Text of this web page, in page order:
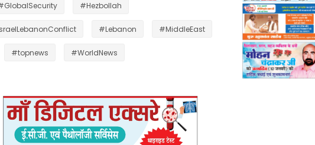
#Hezbollah
#Lebanon #MiddleEast
#topnews #WorldNews